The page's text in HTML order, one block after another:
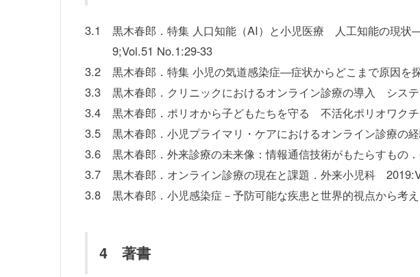
3.1
黒木春郎．特集 人口知能（AI）と小児医療 人工知能の現
9;Vol.51 No.1:29-33
3.2
黒木春郎．特集 小児の気道感染症―症状からどこまで原因
3.3
黒木春郎．クリニックにおけるオンライン診療の導入 シス
3.4
黒木春郎．ポリオから子どもたちを守る 不活化ポリオワ
3.5
黒木春郎．小児プライマリ・ケアにおけるオンライン診療
3.6
黒木春郎．外来診療の未来像：情報通信技術がもたらすも
3.7
黒木春郎．オンライン診療の現在と課題．外来小児科
3.8
黒木春郎．小児感染症－予防可能な疾患と世界的視点から
4 著書